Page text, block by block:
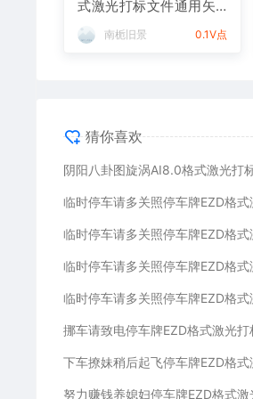
式激光打标文件通用矢
量图
南栀旧景 0.1V点
猜你喜欢
阴阳八卦图旋涡AI8.0格式激光打
挪车请致电停车牌EZD格式激光